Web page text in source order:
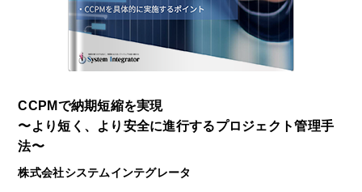
CCPMで納期短縮を実現
〜より短く、より安全に進⾏するプロジェクト管理⼿
法〜
株式会社システムインテグレータ